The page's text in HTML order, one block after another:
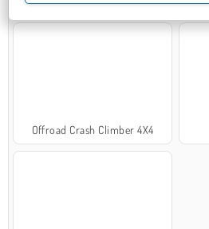
Offroad Crash Climber 4X4